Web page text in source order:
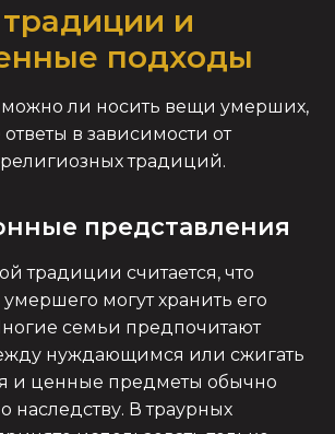
и
подходы
можно ли носить вещи умерших,
в зависимости от
традиций.
представления
традиции считается, что
могут хранить его
семьи предпочитают
нуждающимся или сжигать
и ценные предметы обычно
наследству. В траурных